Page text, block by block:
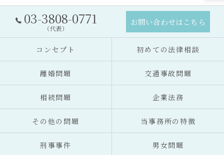
03-3808-0771
（代表）
お問い合わせはこちら
コンセプト 初めての法律相談
離婚問題 交通事故問題
相続問題 企業法務
その他の問題 当事務所の特徴
刑事事件 男女問題